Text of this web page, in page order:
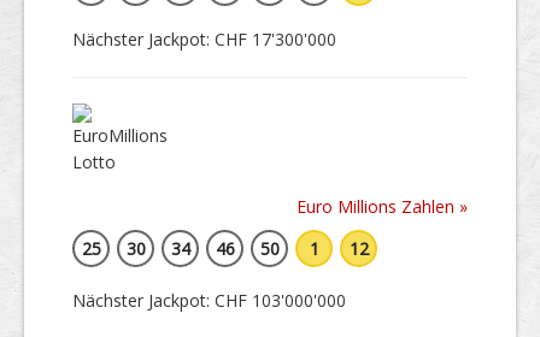
Nächster Jackpot: CHF 17'300'000
Euro Millions Zahlen »
25
30 34 46 50 1 12
Nächster Jackpot: CHF 103'000'000